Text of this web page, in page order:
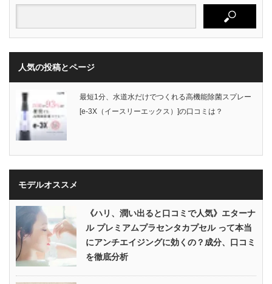
人気の投稿とページ
最短1分、水道水だけでつくれる高機能除菌スプレー
[e-3X（イースリーエックス）]の口コミは？
モデルオススメ
《ハリ、潤い出ると口コミで人気》エターナ
ル プレミアムプラセンタカプセル って本当
にアンチエイジングに効くの？成分、口コミ
を徹底分析